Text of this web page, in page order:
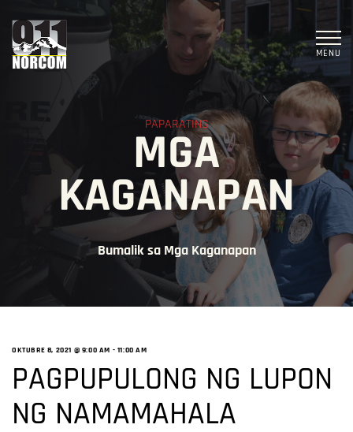
MENU
PAPARATING
MGA
KAGANAPAN
Bumalik sa Mga Kaganapan
OKTUBRE 8, 2021 @ 9:00 AM - 11:00 AM
PAGPUPULONG NG LUPON
NG NAMAMAHALA